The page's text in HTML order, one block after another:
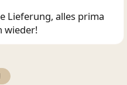
Lieferung, alles prima
wieder!